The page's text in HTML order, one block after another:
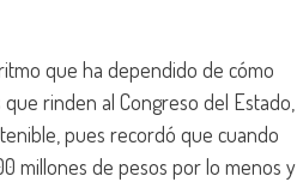
que ha dependido de cómo
rinden al Congreso del Estado,
pues recordó que cuando
millones de pesos por lo menos y